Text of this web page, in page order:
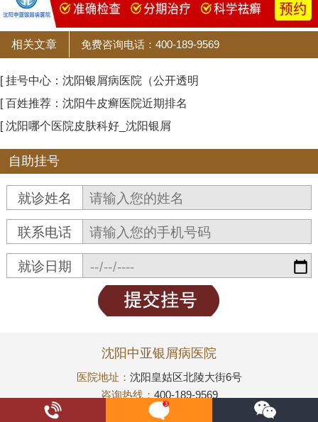
相关文章 免费咨询电话：400-189-9569
[ 挂号中心：沈阳银屑病医院（公开透明
[ 百姓推荐：沈阳牛皮癣医院近期排名
[ 沈阳哪个医院皮肤科好_沈阳银屑
自助挂号
就诊姓名
联系电话
就诊日期
沈阳中亚银屑病医院
医院地址： 沈阳皇姑区北陵大街6号
咨询热线： 400-189-9569